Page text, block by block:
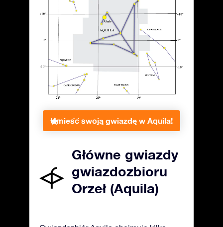
Umieść swoją gwiazdę w Aquila!
Główne gwiazdy
gwiazdozbioru
Orzeł (Aquila)